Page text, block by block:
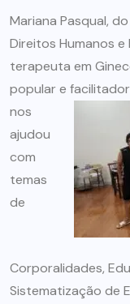
Mariana Pasqual,
Direitos Humanos
terapeuta em
popular e
nos
ajudou
com
temas
de
Corporalidades,
Sistematização de